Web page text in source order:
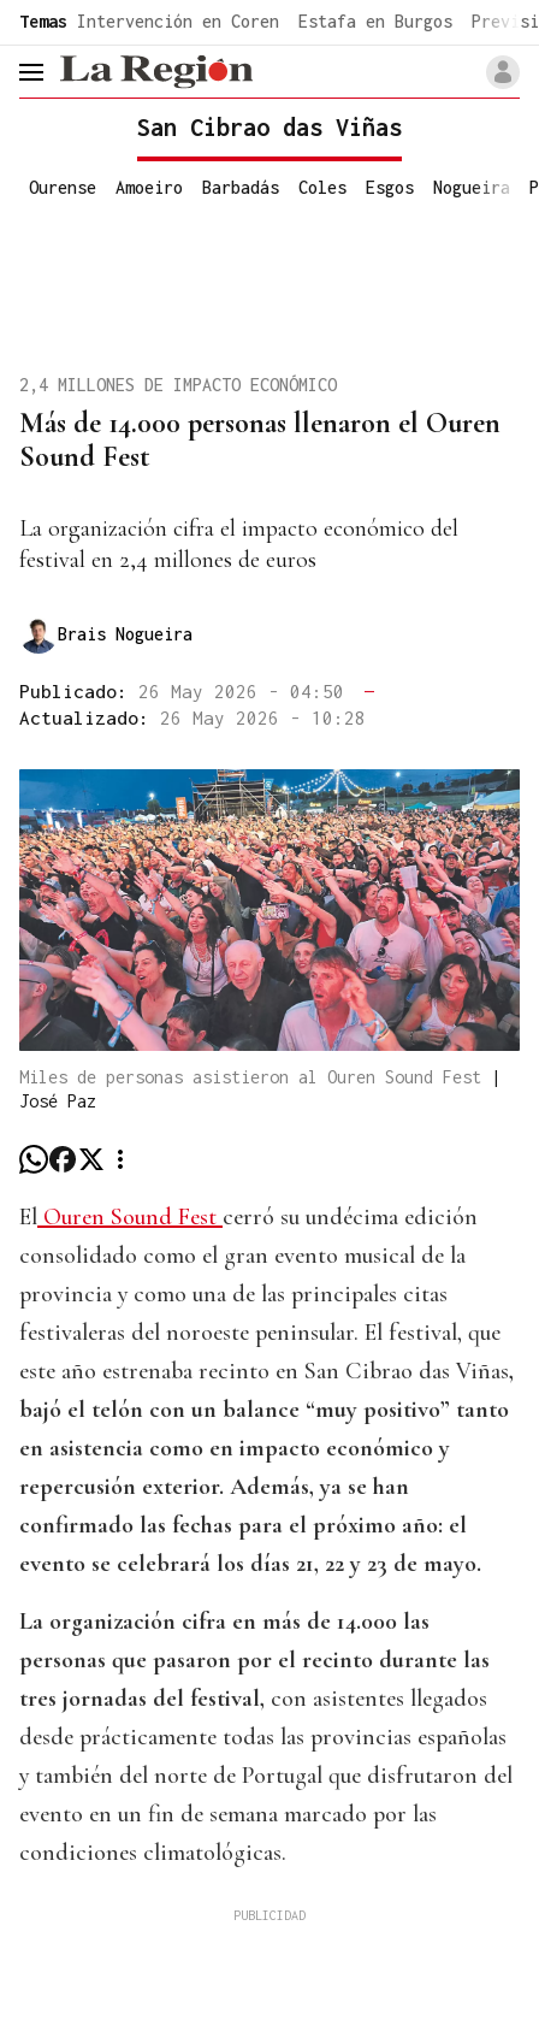
common.go-to-content
Temas Intervención en Coren Estafa en Burgos
header.menu.open
San Cibrao das Viñas
Ourense Amoeiro Barbadás Coles Esgos Nogueira
Más de 14.000 personas llenaron el Ouren
Sound Fest
2,4 MILLONES DE IMPACTO ECONÓMICO
La organización cifra el impacto económico del
festival en 2,4 millones de euros
Brais Nogueira
Publicado: 26 May 2026 - 04:50
—
Actualizado: 26 May 2026 - 10:28
Miles de personas asistieron al Ouren Sound Fest
|
José Paz
El Ouren Sound Fest cerró su undécima edición
consolidado como el gran evento musical de la
provincia y como una de las principales citas
festivaleras del noroeste peninsular. El festival, que
este año estrenaba recinto en San Cibrao das Viñas,
bajó el telón con un balance “muy positivo” tanto
en asistencia como en impacto económico y
repercusión exterior. Además, ya se han
confirmado las fechas para el próximo año: el
evento se celebrará los días 21, 22 y 23 de mayo.
La organización cifra en más de 14.000 las
personas que pasaron por el recinto durante las
tres jornadas del festival, con asistentes llegados
desde prácticamente todas las provincias españolas
y también del norte de Portugal que disfrutaron del
evento en un fin de semana marcado por las
condiciones climatológicas.